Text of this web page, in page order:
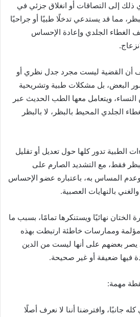
إلى التصاقات أو انغلاق جزئي في
مما قد يستدعي تدخلًا طبيًا أو جراحيًا
الغطاء الجلدي وإعادة الإحساس
أن القضية ليست مجرد جدل نظري أو
البعض، بل مشكلات طبية وتشريحية
ويتعامل معها الطب الحديث عبر
الجلدي المحيط بالبظر، لا بالبظر
الطبية تدور كلها حول تعديل أو تقليل
فقط، مع التشديد الصارم على
المساس به، باعتباره عضو الإحساس
بالنهايات العصبية.
نهائيًا ويستنكرها تمامًا، بسبب ما
وممارسات خاطئة ارتبطت بهذه
يصر بعضهم على أنها ليست من الدين
فيها ضعيفة أو غير صحيحة.
مهمة:
جانبًا، وافترضنا أننا لا نعرف أصلًا